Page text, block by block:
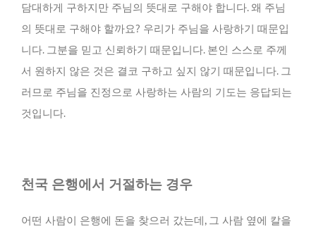
담대하게 구하지만 주님의 뜻대로 구해야 합니다. 왜 주님
의 뜻대로 구해야 할까요? 우리가 주님을 사랑하기 때문입
니다. 그분을 믿고 신뢰하기 때문입니다. 본인 스스로 주께
서 원하지 않은 것은 결코 구하고 싶지 않기 때문입니다. 그
러므로 주님을 진정으로 사랑하는 사람의 기도는 응답되는
것입니다.
천국 은행에서 거절하는 경우
어떤 사람이 은행에 돈을 찾으러 갔는데, 그 사람 옆에 칼을